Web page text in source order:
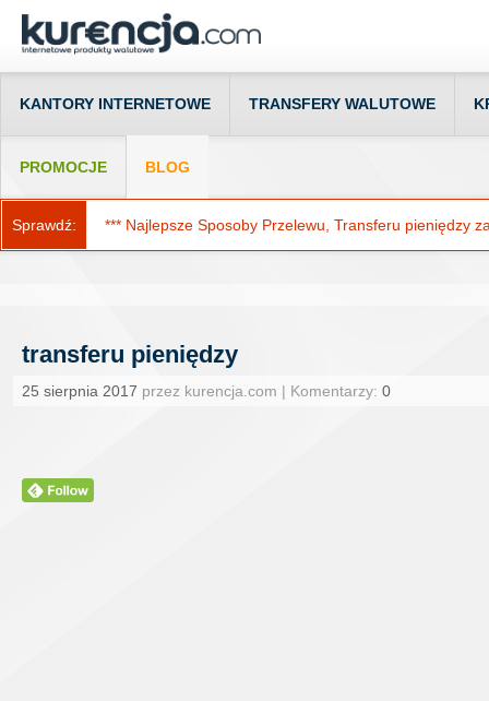
KANTORY INTERNETOWE TRANSFERY WALUTOWE
PROMOCJE BLOG
Sprawdź: *** Najlepsze Sposoby Przelewu, Transferu pieniędzy
transferu pieniędzy
25 sierpnia 2017 przez kurencja.com | Komentarzy: 0